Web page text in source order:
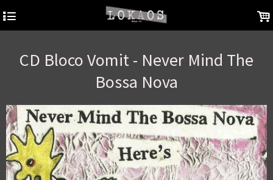
4 .
CD Bloco Vomit - Never Mind The
Bossa Nova